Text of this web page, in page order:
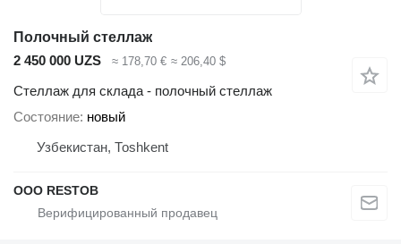
Полочный стеллаж
2 450 000 UZS
≈ 178,70 € ≈ 206,40 $
Стеллаж для склада - полочный стеллаж
Состояние новый
Узбекистан, Тоshkent
OOO RESTOB